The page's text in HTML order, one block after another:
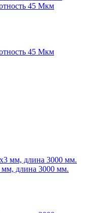
45 Мкм
45 Мкм
длина 3000 мм.